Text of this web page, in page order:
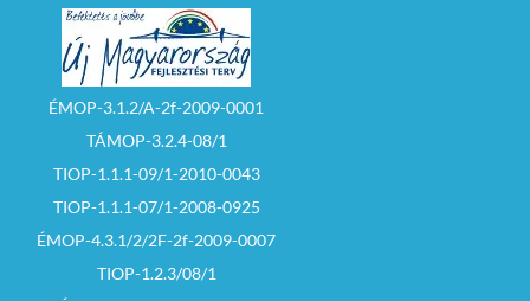
ÉMOP-3.1.2/A-2f-2009-0001
TÁMOP-3.2.4-08/1
TIOP-1.1.1-09/1-2010-0043
TIOP-1.1.1-07/1-2008-0925
ÉMOP-4.3.1/2/2F-2f-2009-0007
TIOP-1.2.3/08/1